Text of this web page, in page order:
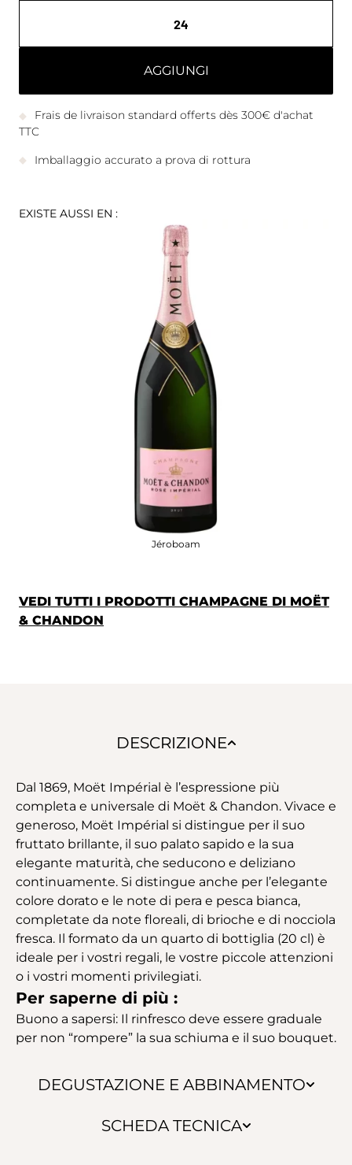
AGGIUNGI
Frais de livraison standard offerts dès 300€ d'achat
TTC
Imballaggio accurato a prova di rottura
EXISTE AUSSI EN :
Jéroboam
VEDI TUTTI I PRODOTTI CHAMPAGNE DI MOËT
& CHANDON
DESCRIZIONE
DEGUSTAZIONE E ABBINAMENTO
SCHEDA TECNICA
Dal 1869, Moët Impérial è l’espressione più
completa e universale di Moët & Chandon. Vivace e
generoso, Moët Impérial si distingue per il suo
fruttato brillante, il suo palato sapido e la sua
elegante maturità, che seducono e deliziano
continuamente. Si distingue anche per l’elegante
colore dorato e le note di pera e pesca bianca,
completate da note floreali, di brioche e di nocciola
fresca. Il formato da un quarto di bottiglia (20 cl) è
ideale per i vostri regali, le vostre piccole attenzioni
o i vostri momenti privilegiati.
Per saperne di più :
Buono a sapersi: Il rinfresco deve essere graduale
per non “rompere” la sua schiuma e il suo bouquet.